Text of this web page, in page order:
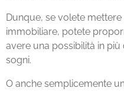
Dunque, se volete
immobiliare, potete
avere una possibilità in
sogni.
O anche semplicemente